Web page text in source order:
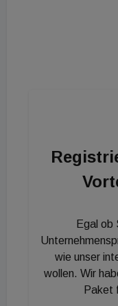
die Bedeutung
Das SBS wird
physischen,
unzureichend
Besonders in
oder Werkstätten
zu erhöhten
verminderten
Egal ob
wie unser
wollen. Wir
Paket